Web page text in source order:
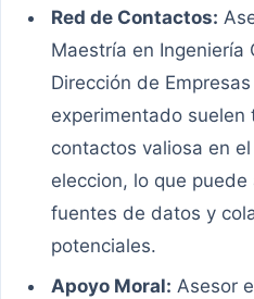
Red de Contactos:
Maestría en Ingeniería
Dirección de
experimentado suelen
contactos valiosa en
eleccion, lo que
fuentes de datos y
potenciales.
Apoyo Moral: Asesor